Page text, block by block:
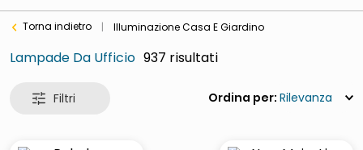
orologio parete
meme
Torna indietro | Illuminazione Casa E Giardino
Lampade Da Ufficio 937
Rilevanza